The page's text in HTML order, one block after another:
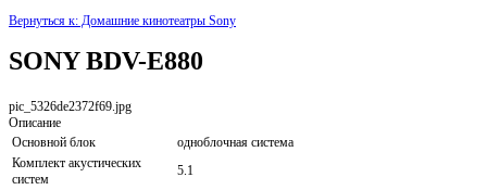
Вернуться к: Домашние кинотеатры Sony
SONY BDV-E880
pic_5326de2372f69.jpg
Описание
Основной блок
одноблочная система
Комплект акустических
систем
5.1